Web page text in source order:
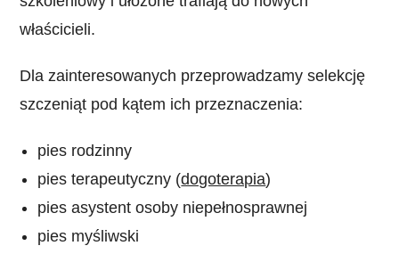
właścicieli.
Dla zainteresowanych przeprowadzamy selekcję
szczeniąt pod kątem ich przeznaczenia:
pies rodzinny
pies terapeutyczny (dogoterapia)
pies asystent osoby niepełnosprawnej
pies myśliwski